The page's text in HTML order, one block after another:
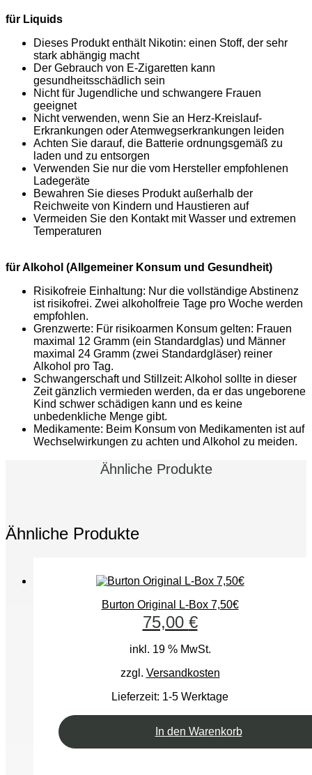
für Liquids
Dieses Produkt enthält Nikotin: einen Stoff, der sehr
stark abhängig macht
Der Gebrauch von E-Zigaretten kann
gesundheitsschädlich sein
Nicht für Jugendliche und schwangere Frauen
geeignet
Nicht verwenden, wenn Sie an Herz-Kreislauf-
Erkrankungen oder Atemwegserkrankungen leiden
Achten Sie darauf, die Batterie ordnungsgemäß zu
laden und zu entsorgen
Verwenden Sie nur die vom Hersteller empfohlenen
Ladegeräte
Bewahren Sie dieses Produkt außerhalb der
Reichweite von Kindern und Haustieren auf
Vermeiden Sie den Kontakt mit Wasser und extremen
Temperaturen
für Alkohol (Allgemeiner Konsum und Gesundheit)
Risikofreie Einhaltung: Nur die vollständige Abstinenz
ist risikofrei. Zwei alkoholfreie Tage pro Woche werden
empfohlen.
Grenzwerte: Für risikoarmen Konsum gelten: Frauen
maximal 12 Gramm (ein Standardglas) und Männer
maximal 24 Gramm (zwei Standardgläser) reiner
Alkohol pro Tag.
Schwangerschaft und Stillzeit: Alkohol sollte in dieser
Zeit gänzlich vermieden werden, da er das ungeborene
Kind schwer schädigen kann und es keine
unbedenkliche Menge gibt.
Medikamente: Beim Konsum von Medikamenten ist auf
Wechselwirkungen zu achten und Alkohol zu meiden.
Ähnliche Produkte
Ähnliche Produkte
Burton Original L-Box 7,50€
75,00 €
inkl. 19 % MwSt.
zzgl. Versandkosten
Lieferzeit: 1-5 Werktage
In den Warenkorb